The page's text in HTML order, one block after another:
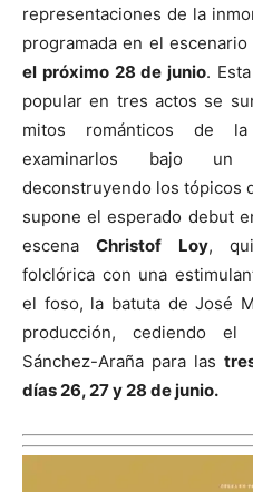
representaciones de la
programada en el
el próximo 28 de junio.
popular en tres actos se
mitos románticos de
examinarlos bajo un
deconstruyendo los tópicos
supone el esperado debut
escenaChristof Loy,
folclórica con una
el foso, la batuta de José
producción, cediendo
Sánchez-Araña para las
días 26, 27 y 28 de junio.